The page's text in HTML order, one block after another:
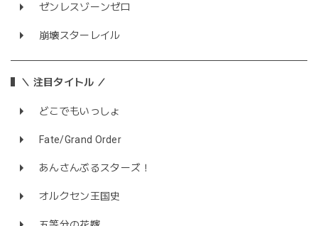
ゼンレスゾーンゼロ
崩壊スターレイル
＼ 注目タイトル ／
どこでもいっしょ
Fate/Grand Order
あんさんぶるスターズ！
オルクセン王国史